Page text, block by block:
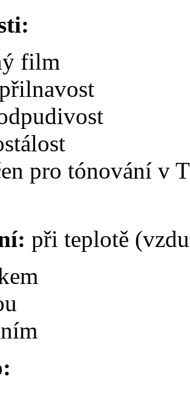
film
pro tónování v
při teplotě